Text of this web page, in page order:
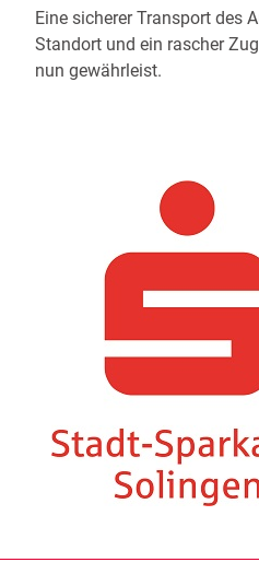
Eine sicherer Transport des
Standort und ein rascher
nun gewährleist.